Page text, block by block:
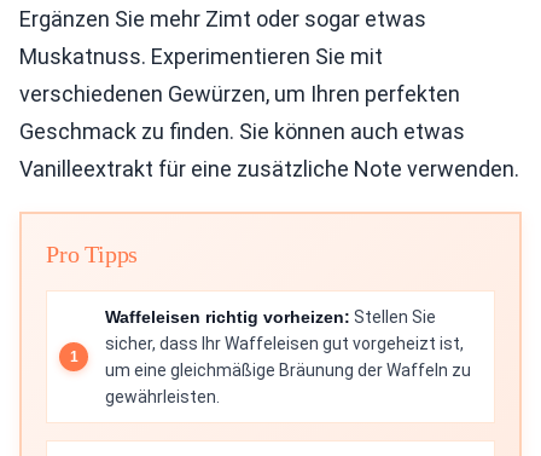
Ergänzen Sie mehr Zimt oder sogar etwas
Muskatnuss. Experimentieren Sie mit
verschiedenen Gewürzen, um Ihren perfekten
Geschmack zu finden. Sie können auch etwas
Vanilleextrakt für eine zusätzliche Note verwenden.
Pro Tipps
Waffeleisen richtig vorheizen: Stellen Sie
sicher, dass Ihr Waffeleisen gut vorgeheizt ist,
um eine gleichmäßige Bräunung der Waffeln zu
gewährleisten.